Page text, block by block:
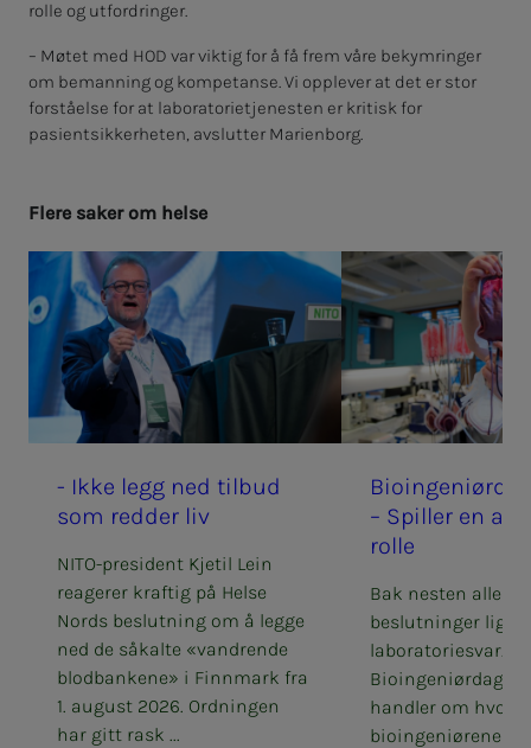
rolle og utfordringer.
– Møtet med HOD var viktig for å få frem våre bekymringer
om bemanning og kompetanse. Vi opplever at det er stor
forståelse for at laboratorietjenesten er kritisk for
pasientsikkerheten, avslutter Marienborg.
Fle­­­re sa­­­ker om helse
- Ikke legg ned til­­­­­bud
som red­­­der liv
NITO-president Kjetil Lein
reagerer kraftig på Helse
Nords beslutning om å legge
ned de såkalte «vandrende
blodbankene» i Finnmark fra
1. august 2026. Ordningen
har gitt rask ...
– Spil­­­ler en
rol­­­le
Bak nesten alle
beslutninger
laboratoriesvar.
Bioingeniørdagen
handler om
bioingeniørene